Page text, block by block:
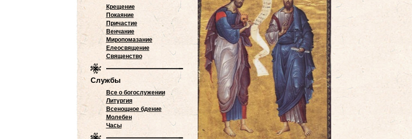
Крещение
Покаяние
Причастие
Венчание
Миропомазание
Елеосвящение
Священство
Службы
Все о богослужении
Литургия
Всенощное бдение
Молебен
Часы